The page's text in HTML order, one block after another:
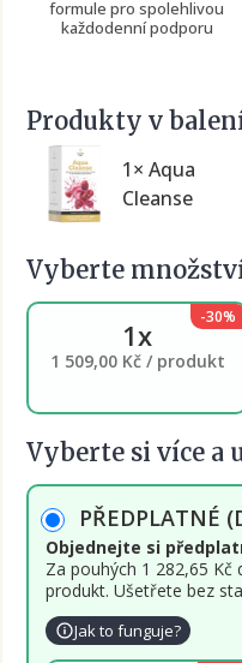
formule pro spolehlivou
každodenní podporu
Produkty v
1× Aqua
Cleanse
Vyberte
-30%
1x
1 509,00 Kč / produkt
Vyberte si více a
PŘEDPLATNÉ
Objednejte si
Za pouhých 1 282,65
produkt. Ušetřete bez
Jak to funguje?